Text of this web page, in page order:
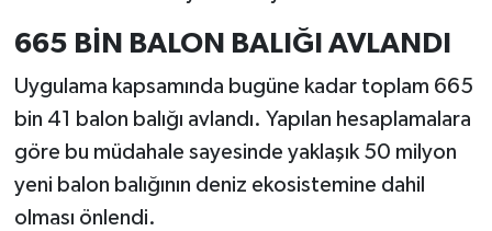
665 BİN BALON BALIĞI AVLANDI
Uygulama kapsamında bugüne kadar toplam 665
bin 41 balon balığı avlandı. Yapılan hesaplamalara
göre bu müdahale sayesinde yaklaşık 50 milyon
yeni balon balığının deniz ekosistemine dahil
olması önlendi.
Pazarlar
Resmi İlan
Rüya Tabirleri